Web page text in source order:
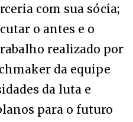
com sua sócia;
o antes e o
realizado por
da equipe
da luta e
para o futuro